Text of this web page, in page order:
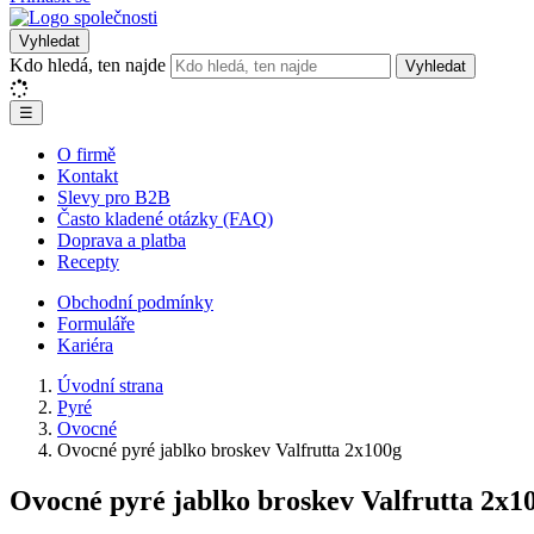
Vyhledat
Kdo hledá, ten najde Vyhledat
☰
O firmě
Kontakt
Slevy pro B2B
Často kladené otázky (FAQ)
Doprava a platba
Recepty
Obchodní podmínky
Formuláře
Kariéra
Úvodní strana
Pyré
Ovocné
Ovocné pyré jablko broskev Valfrutta 2x100g
Ovocné pyré jablko broskev Valfrutta